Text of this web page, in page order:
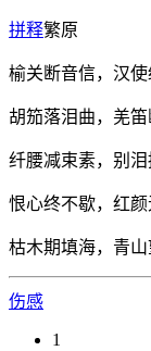
拼释繁原
榆关断音信，汉使
胡笳落泪曲，羌笛
纤腰减束素，别泪
恨心终不歇，红颜
枯木期填海，青山
伤感
1